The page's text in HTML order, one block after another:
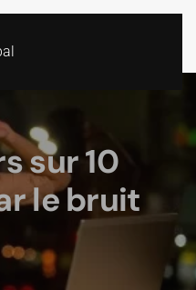
sur 10
le bruit